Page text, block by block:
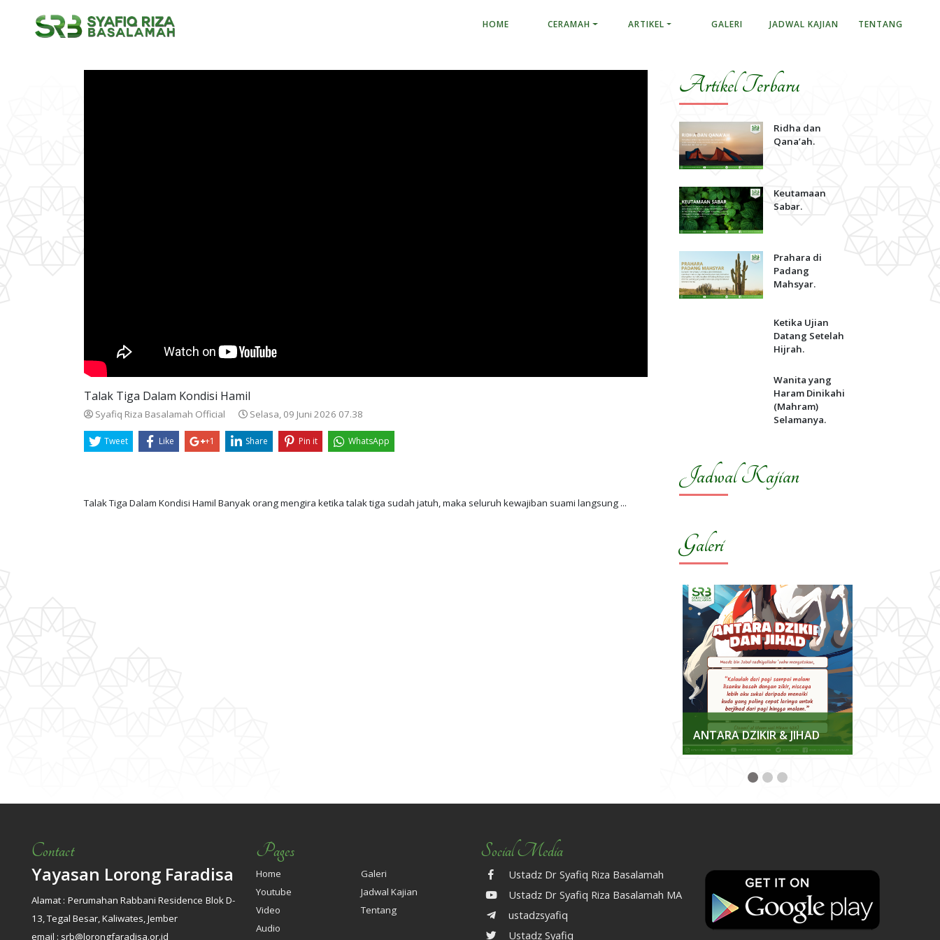
HOME CERAMAH ARTIKEL GALERI JADWAL KAJIAN TENTANG
Talak Tiga Dalam Kondisi Hamil
Syafiq Riza Basalamah Official Selasa, 09 Juni 2026 07.38
Tweet Like +1 Share Pin it WhatsApp
Artikel Terbaru
Ridha dan
Qana’ah.
Keutamaan
Sabar.
Prahara di
Padang
Mahsyar.
Ketika Ujian
Datang Setelah
Hijrah.
Wanita yang
Haram Dinikahi
(Mahram)
Selamanya.
Jadwal Kajian
Galeri
ANTARA DZIKIR & JIHAD
Contact
Yayasan Lorong Faradisa
Alamat : Perumahan Rabbani Residence Blok D-
13, Tegal Besar, Kaliwates, Jember
email : srb@lorongfaradisa.or.id
Pages
Home
Youtube
Video
Audio
Galeri
Jadwal Kajian
Tentang
Social Media
Ustadz Dr Syafiq Riza Basalamah
Ustadz Dr Syafiq Riza Basalamah MA
ustadzsyafiq
Ustadz Syafiq